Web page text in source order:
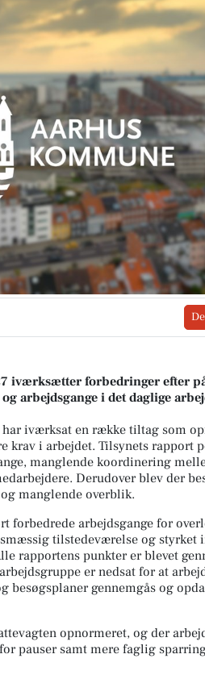
iværksætter forbedringer efter
arbejdsgange i det daglige
har iværksat en række tiltag som
krav i arbejdet. Tilsynets rapport
manglende koordinering
Derudover blev der
manglende overblik.
forbedrede arbejdsgange for
tilstedeværelse og styrket
rapportens punkter er blevet
er nedsat for at
besøgsplaner gennemgås og
opnormeret, og der
pauser samt mere faglig